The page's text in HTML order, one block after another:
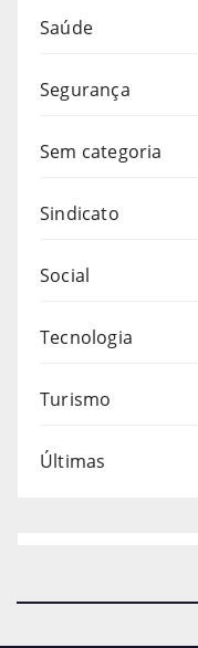
Saúde
Segurança
Sem categoria
Sindicato
Social
Tecnologia
Turismo
Últimas